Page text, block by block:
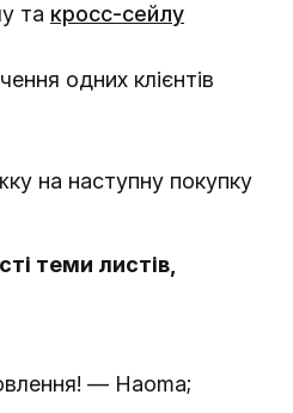
та кросс-сейлу
одних клієнтів
на наступну покупку
теми листів,
— Haoma;